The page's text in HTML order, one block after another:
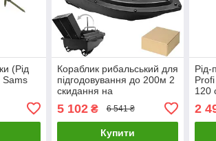
(Рід
Sams
Кораблик рибальський для
підгодовування до 200м 2
скидання на
дистанційному управлінні
SamsFish SF24219
5 102₴ 6 541 ₴
Купити
120
2